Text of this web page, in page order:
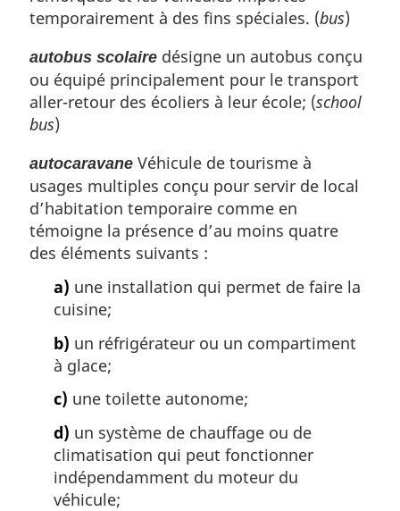
temporairement à des fins spéciales. (bus)
autobus scolaire désigne un autobus conçu
ou équipé principalement pour le transport
aller-retour des écoliers à leur école; (school
bus)
autocaravane Véhicule de tourisme à
usages multiples conçu pour servir de local
d’habitation temporaire comme en
témoigne la présence d’au moins quatre
des éléments suivants :
a) une installation qui permet de faire la
cuisine;
b) un réfrigérateur ou un compartiment
à glace;
c) une toilette autonome;
d) un système de chauffage ou de
climatisation qui peut fonctionner
indépendamment du moteur du
véhicule;